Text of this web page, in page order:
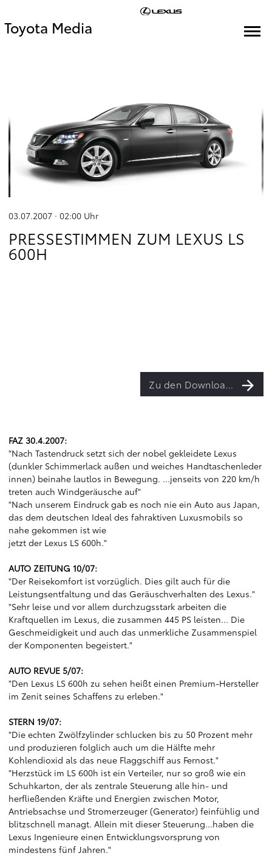
Toyota Media
03.07.2007 · 02:00 Uhr
PRESSESTIMMEN ZUM LEXUS LS
600H
Zu den Downloads
FAZ 30.4.2007:
"Nach Tastendruck setzt sich der nobel gekleidete Lexus
(dunkler Schimmerlack außen und weiches Handtaschenleder
innen) beinahe lautlos in Bewegung. ...jenseits von 220 km/h
treten auch Windgeräusche auf"
"Nach unserem Eindruck gab es noch nie ein Auto aus Japan,
das dem deutschen Ideal des fahraktiven Luxusmobils so
nahe gekommen ist wie
jetzt der Lexus LS 600h."
AUTO ZEITUNG 10/07:
"Der Reisekomfort ist vorzüglich. Dies gilt auch für die
Leistungsentfaltung und das Geräuschverhalten des Lexus."
"Sehr leise und vor allem durchzugsstark arbeiten die
Kraftquellen im Lexus, die zusammen 445 PS leisten... Die
Geschmeidigkeit und auch das unmerkliche Zusammenspiel
der Komponenten begeistert."
AUTO REVUE 5/07:
"Den Lexus LS 600h zu sehen heißt einen Premium-Hersteller
im Zenit seines Schaffens zu erleben."
STERN 19/07:
"Die echten Zwölfzylinder schlucken bis zu 50 Prozent mehr
und produzieren folglich auch um die Hälfte mehr
Kohlendioxid als das neue Flaggschiff aus Fernost."
"Herzstück im LS 600h ist ein Verteiler, nur so groß wie ein
Schuhkarton, der als zentrale Steuerung alle hin- und
herfließenden Kräfte und Energien zwischen Motor,
Antriebsachse und Stromerzeuger (Generator) feinfühlig und
blitzschnell managt. Allein mit dieser Steuerung...haben die
Lexus Ingenieure einen Entwicklungsvorsprung von
mindestens fünf Jahren."